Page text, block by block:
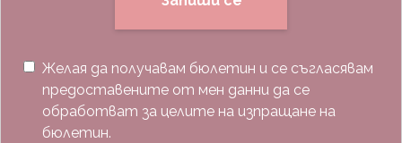
Желая да получавам бюлетин и се съгласявам
предоставените от мен данни да се
обработват за целите на изпращане на
бюлетин.